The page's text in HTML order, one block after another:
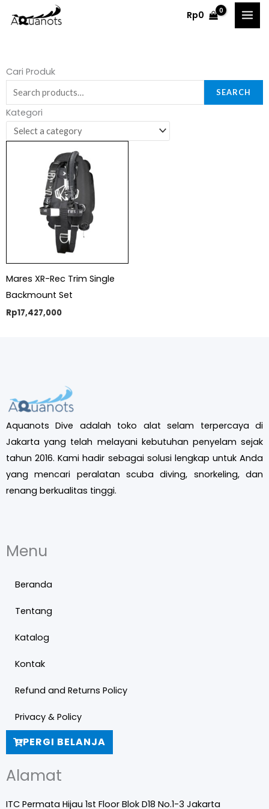
Rp0
Cari Produk
Search
for:
SEARCH
Kategori
Mares XR-Rec Trim Single
Backmount Set
Rp17,427,000
Aquanots Dive adalah toko alat selam terpercaya di
Jakarta yang telah melayani kebutuhan penyelam sejak
tahun 2016. Kami hadir sebagai solusi lengkap untuk Anda
yang mencari peralatan scuba diving, snorkeling, dan
renang berkualitas tinggi.
Menu
Beranda
Tentang
Katalog
Kontak
Refund and Returns Policy
Privacy & Policy
PERGI BELANJA
Alamat
ITC Permata Hijau 1st Floor Blok D18 No.1-3 Jakarta